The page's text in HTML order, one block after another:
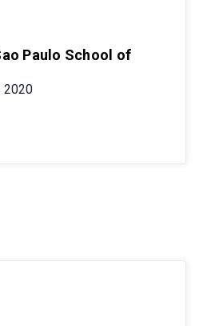
Paulo School of
2020